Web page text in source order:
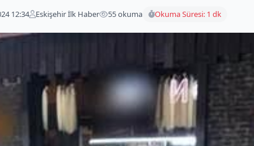
12:34 Eskişehir İlk Haber 55 okuma Okuma Süresi: 1 dk